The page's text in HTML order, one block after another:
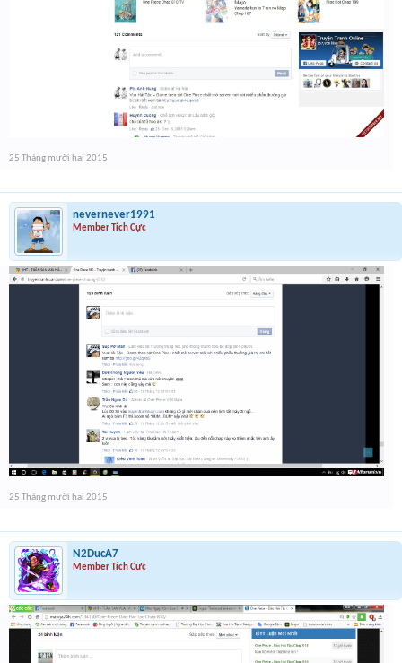
25 Tháng mười hai 2015
nevernever1991
Member Tích Cực
25 Tháng mười hai 2015
N2DucA7
Member Tích Cực